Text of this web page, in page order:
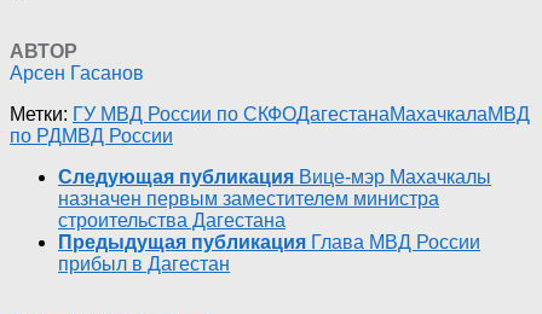
АВТОР
Арсен Гасанов
Метки: ГУ МВД России по СКФОДагестанаМахачкалаМВД
по РДМВД России
Следующая публикация Вице-мэр Махачкалы
назначен первым заместителем министра
строительства Дагестана
Предыдущая публикация Глава МВД России
прибыл в Дагестан